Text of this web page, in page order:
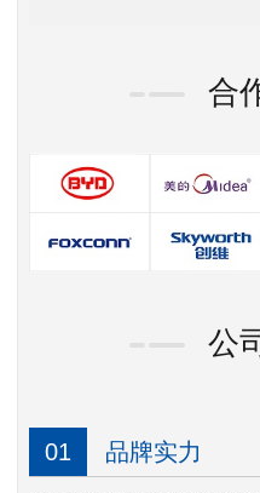
合
公
01 品牌实力